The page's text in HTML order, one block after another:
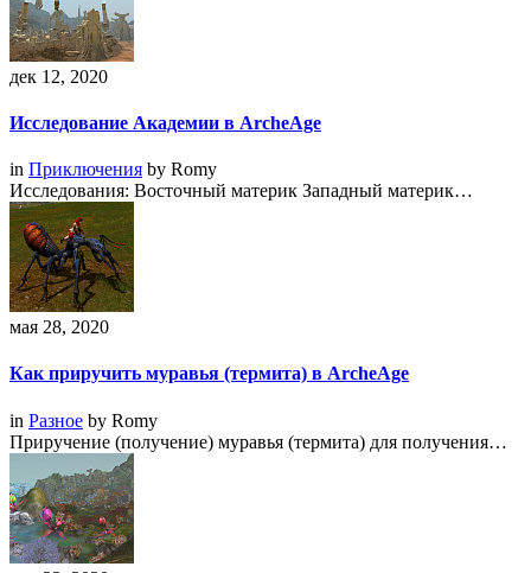
дек 12, 2020
Исследование Академии в ArcheAge
in Приключения by Romy
Исследования: Восточный материк Западный материк…
мая 28, 2020
Как приручить муравья (термита) в ArcheAge
in Разное by Romy
Приручение (получение) муравья (термита) для получения…